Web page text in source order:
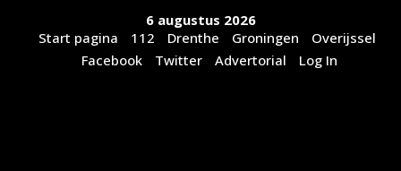
6 augustus 2026
Start pagina
112 Drenthe Groningen
Overijssel
Facebook
Twitter Advertorial Log In